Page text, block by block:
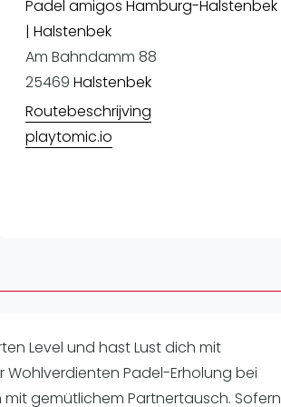
Padel amigos Hamburg-Halstenbek
| Halstenbek
Am Bahndamm 88
25469 Halstenbek
Routebeschrijving
playtomic.io
Level und hast Lust dich mit
Padel-Erholung bei
gemütlichem Partnertausch. Sofern